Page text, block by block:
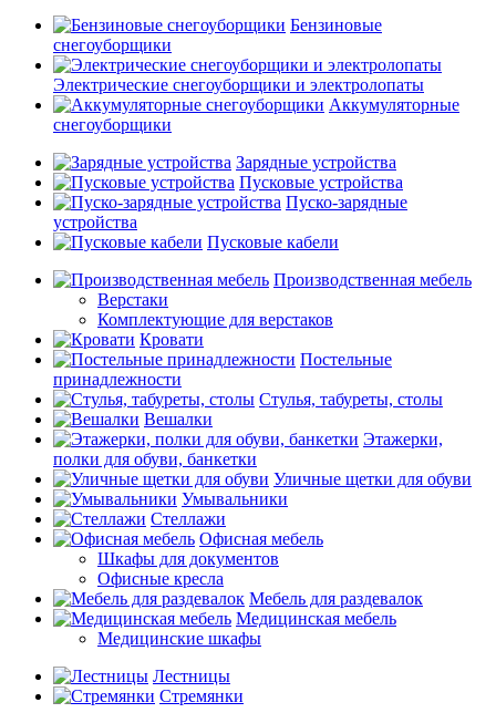
Бензиновые
снегоуборщики
Электрические снегоуборщики и электролопаты
Аккумуляторные
снегоуборщики
Зарядные устройства
Пусковые устройства
Пуско-зарядные
устройства
Пусковые кабели
Производственная мебель
Верстаки
Комплектующие для верстаков
Кровати
Постельные
принадлежности
Стулья, табуреты, столы
Вешалки
Этажерки,
полки для обуви, банкетки
Уличные щетки для обуви
Умывальники
Стеллажи
Офисная мебель
Шкафы для документов
Офисные кресла
Мебель для раздевалок
Медицинская мебель
Медицинские шкафы
Лестницы
Стремянки